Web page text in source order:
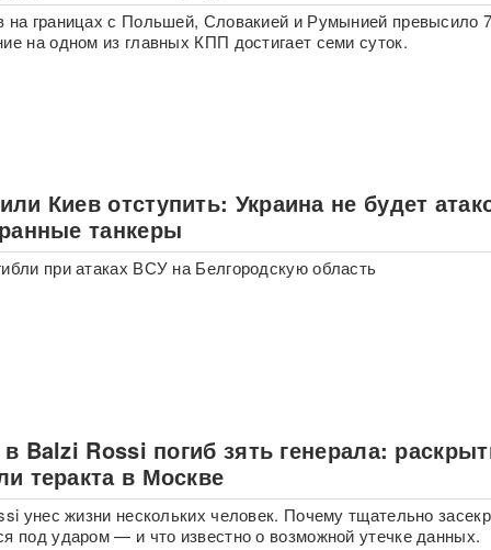
на границах с Польшей, Словакией и Румынией превысило
на одном из главных КПП достигает семи суток.
Киев отступить: Украина не будет
танкеры
при атаках ВСУ на Белгородскую область
Balzi Rossi погиб зять генерала:
теракта в Москве
унес жизни нескольких человек. Почему тщательно
под ударом — и что известно о возможной утечке данных.